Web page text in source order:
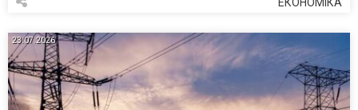
ЕКОНОМІКА
23.07.2026